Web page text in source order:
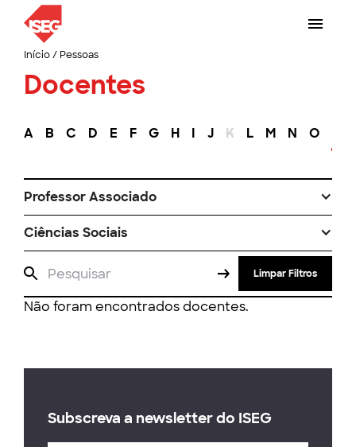
Início/ Pessoas
Docentes
A B C D E F G H I J K L M N O
Professor Associado
Ciências Sociais
Limpar Filtros
Não foram encontrados docentes.
Subscreva a newsletter do ISEG